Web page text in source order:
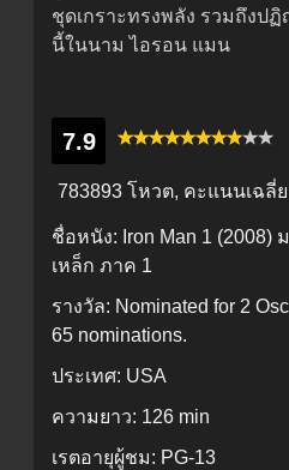
ชุดเกราะทรงพลัง รวมถึงป
นี้ในนาม ไอรอน แมน
7.9
783893 โหวต, คะแนนเฉลี่ย
ชื่อหนัง: Iron Man 1 (2008)
เหล็ก ภาค 1
รางวัล: Nominated for 2
65 nominations.
ประเทศ: USA
ความยาว: 126 min
เรตอายุผู้ชม: PG-13